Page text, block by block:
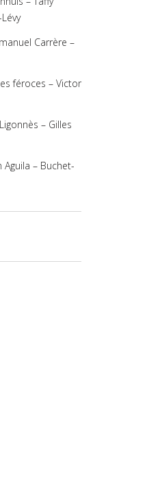
Carrère –
féroces – Victor
– Gilles
Aguila – Buchet-